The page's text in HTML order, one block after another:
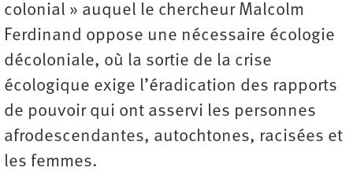
colonial » auquel le chercheur Malcolm
Ferdinand oppose une nécessaire écologie
décoloniale, où la sortie de la crise
écologique exige l’éradication des rapports
de pouvoir qui ont asservi les personnes
afrodescendantes, autochtones, racisées et
les femmes.